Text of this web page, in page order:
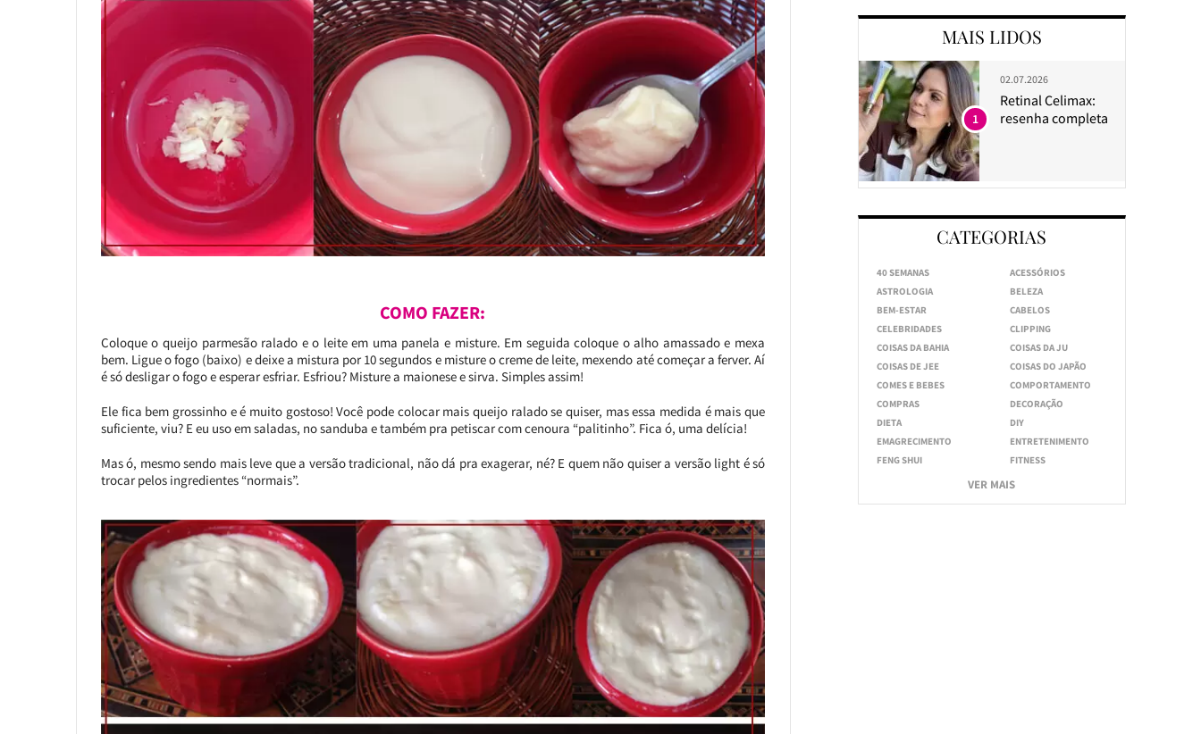
COMO FAZER:
Coloque o queijo parmesão ralado e o leite em uma panela e misture. Em seguida coloque o alho amassado e mexa
bem. Ligue o fogo (baixo) e deixe a mistura por 10 segundos e misture o creme de leite, mexendo até começar a ferver. Aí
é só desligar o fogo e esperar esfriar. Esfriou? Misture a maionese e sirva. Simples assim!
Ele fica bem grossinho e é muito gostoso! Você pode colocar mais queijo ralado se quiser, mas essa medida é mais que
suficiente, viu? E eu uso em saladas, no sanduba e também pra petiscar com cenoura “palitinho”. Fica ó, uma delícia!
Mas ó, mesmo sendo mais leve que a versão tradicional, não dá pra exagerar, né? E quem não quiser a versão light é só
trocar pelos ingredientes “normais”.
MAIS LIDOS
02.07.2026
Retinal Celimax:
resenha completa
1
CATEGORIAS
40 SEMANAS
ACESSÓRIOS
ASTROLOGIA
BELEZA
BEM-ESTAR
CABELOS
CELEBRIDADES
CLIPPING
COISAS DA BAHIA
COISAS DA JU
COISAS DE JEE
COISAS DO JAPÃO
COMES E BEBES
COMPORTAMENTO
COMPRAS
DECORAÇÃO
DIETA
DIY
EMAGRECIMENTO
ENTRETENIMENTO
FENG SHUI
FITNESS
VER MAIS